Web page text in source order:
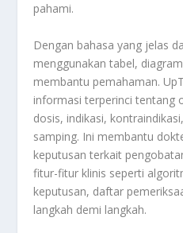
pahami.
Dengan bahasa yang jelas
menggunakan tabel,
membantu pemahaman.
informasi terperinci tentang
dosis, indikasi,
samping. Ini membantu
keputusan terkait
fitur-fitur klinis seperti
keputusan, daftar
langkah demi langkah.